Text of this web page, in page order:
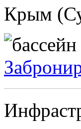
Крым